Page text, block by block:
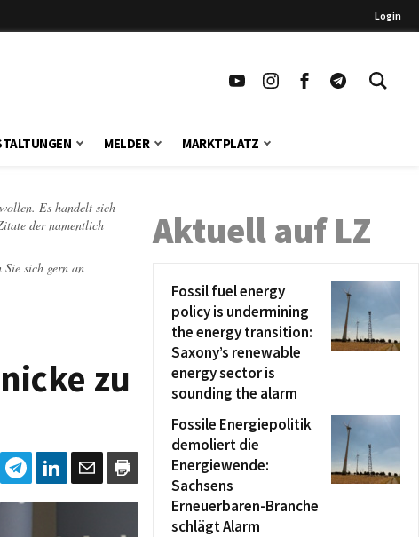
Login
MELDER MARKTPLATZ
Es handelt sich
der namentlich
sich gern an
zu
Aktuell auf LZ
Fossil fuel energy
policy is undermining
the energy transition:
Saxony’s renewable
energy sector is
sounding the alarm
Fossile Energiepolitik
demoliert die
Energiewende:
Sachsens
Erneuerbaren-Branche
schlägt Alarm